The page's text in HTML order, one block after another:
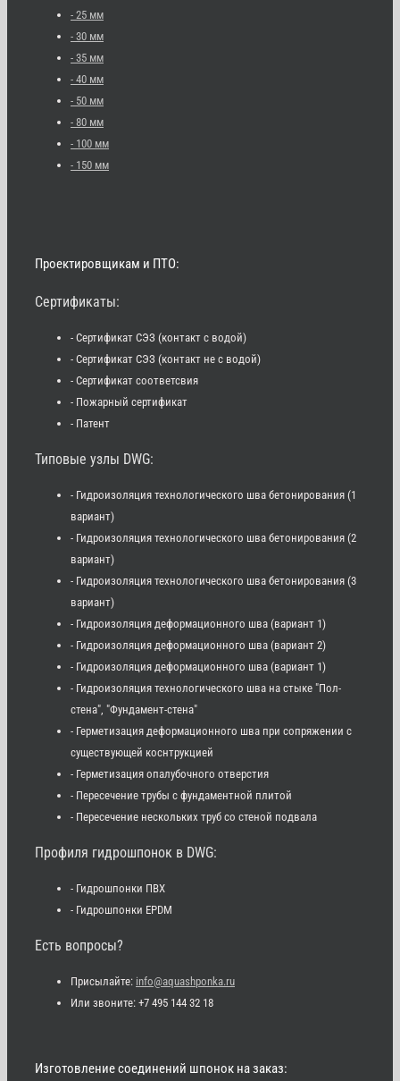
- 25 мм
- 30 мм
- 35 мм
- 40 мм
- 50 мм
- 80 мм
- 100 мм
- 150 мм
Проектировщикам и ПТО:
Сертификаты:
- Сертификат СЭЗ (контакт с водой)
- Сертификат СЭЗ (контакт не с водой)
- Сертификат соответсвия
- Пожарный сертификат
- Патент
Типовые узлы DWG:
- Гидроизоляция технологического шва бетонирования (1
вариант)
- Гидроизоляция технологического шва бетонирования (2
вариант)
- Гидроизоляция технологического шва бетонирования (3
вариант)
- Гидроизоляция деформационного шва (вариант 1)
- Гидроизоляция деформационного шва (вариант 2)
- Гидроизоляция деформационного шва (вариант 1)
- Гидроизоляция технологического шва на стыке "Пол-
стена", "Фундамент-стена"
- Герметизация деформационного шва при сопряжении с
существующей коснтрукцией
- Герметизация опалубочного отверстия
- Пересечение трубы с фундаментной плитой
- Пересечение нескольких труб со стеной подвала
Профиля гидрошпонок в DWG:
- Гидрошпонки ПВХ
- Гидрошпонки EPDM
Есть вопросы?
Присылайте: info@aquashponka.ru
Или звоните: +7 495 144 32 18
Изготовление соединений шпонок на заказ: